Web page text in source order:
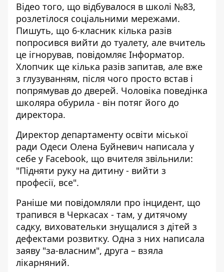
Відео того, що відбувалося в школі №83,
розлетілося соціальними мережами.
Пишуть, що 6-класник кілька разів
попросився вийти до туалету, але вчитель
це ігнорував, повідомляє Інформатор.
Хлопчик ще кілька разів запитав, але вже
з глузуванням, після чого просто встав і
попрямував до дверей. Чоловіка поведінка
школяра обурила - він потяг його до
директора.
Директор департаменту освіти міської
ради Одеси Олена Буйневич написала у
себе у Facebook, що вчителя звільнили:
"Підняти руку на дитину - вийти з
професії, все".
Раніше ми повідомляли про інцидент, що
трапився в Черкасах - там, у дитячому
садку, виховательки знущалися з дітей з
дефектами розвитку. Одна з них написала
заяву "за-власним", друга – взяла
лікарняний.